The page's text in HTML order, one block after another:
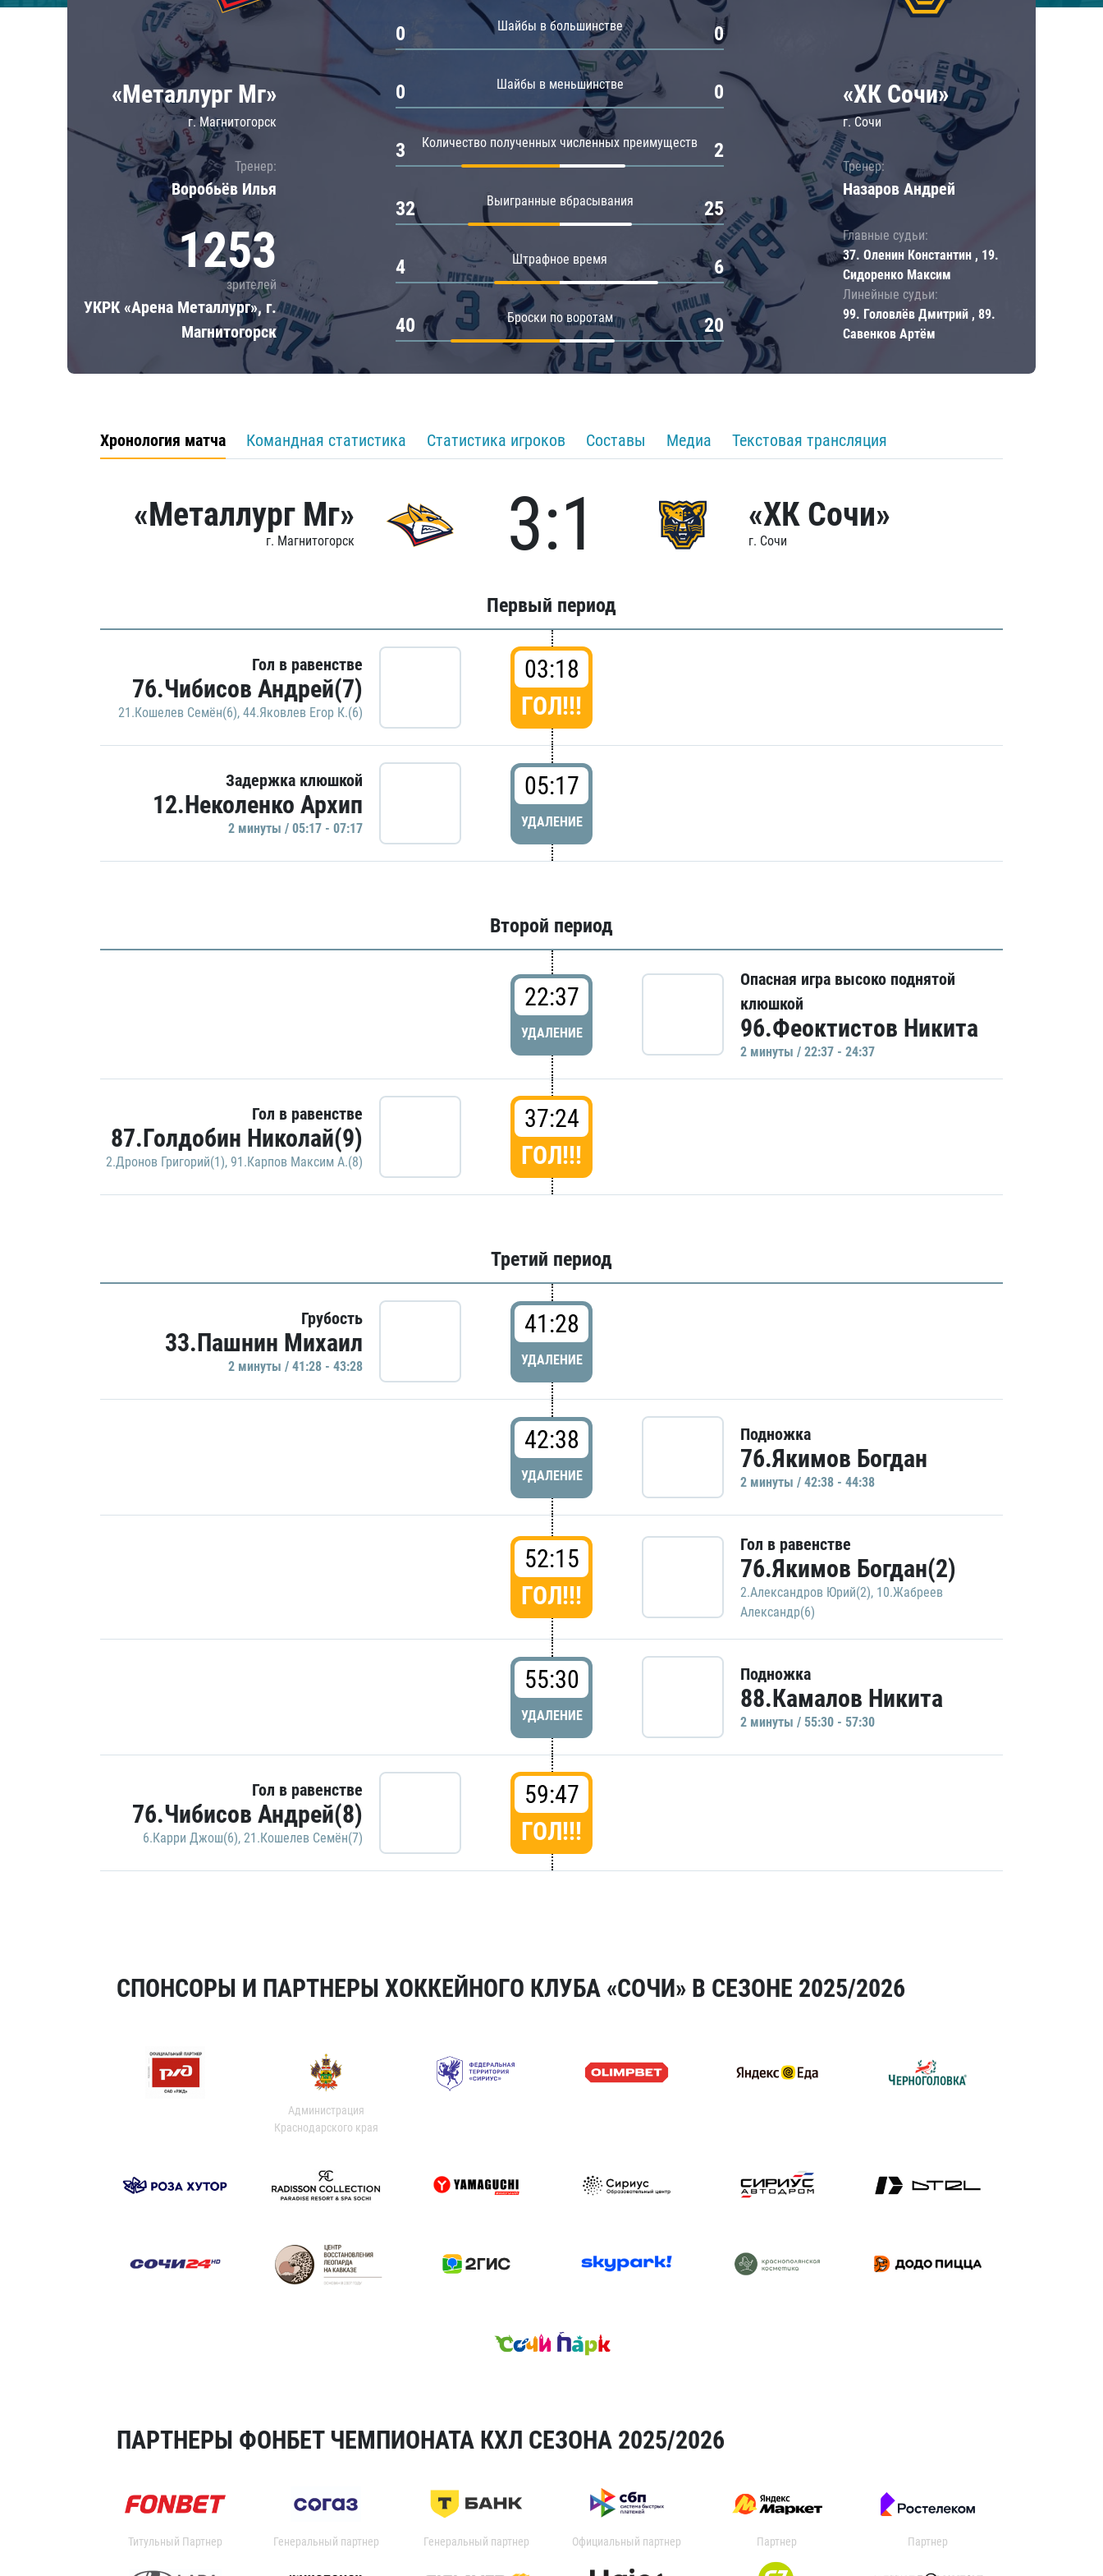
Локомотив
ЦСКА
Шанхайские Драконы
«Металлург Мг»
г. Магнитогорск
Тренер:
Воробьёв Илья
1253
зрителей
УКРК «Арена Металлург», г.
Магнитогорск
Шайбы в большинстве
0 0
Шайбы в меньшинстве
0 0
Количество полученных численных преимуществ
3 2
Выигранные вбрасывания
32 25
Штрафное время
4 6
Броски по воротам
40 20
«ХК Сочи»
г. Сочи
Тренер:
Назаров Андрей
Главные судьи:
37. Оленин Константин , 19.
Сидоренко Максим
Линейные судьи:
99. Головлёв Дмитрий , 89.
Савенков Артём
Хронология матча Командная статистика Статистика игроков Составы Медиа Текстовая трансляция
«Металлург Мг»
г. Магнитогорск 3:1 «ХК Сочи»
г. Сочи
Первый период
Гол в равенстве
76.Чибисов Андрей(7)
21.Кошелев Семён(6), 44.Яковлев Егор К.(6)
03:18
ГОЛ!!!
Задержка клюшкой
12.Неколенко Архип
2 минуты / 05:17 - 07:17
05:17
УДАЛЕНИЕ
Второй период
22:37
УДАЛЕНИЕ
Опасная игра высоко поднятой
клюшкой
96.Феоктистов Никита
2 минуты / 22:37 - 24:37
Гол в равенстве
87.Голдобин Николай(9)
2.Дронов Григорий(1), 91.Карпов Максим А.(8)
37:24
ГОЛ!!!
Третий период
Грубость
33.Пашнин Михаил
2 минуты / 41:28 - 43:28
41:28
УДАЛЕНИЕ
42:38
УДАЛЕНИЕ
Подножка
76.Якимов Богдан
2 минуты / 42:38 - 44:38
52:15
ГОЛ!!!
Гол в равенстве
76.Якимов Богдан(2)
2.Александров Юрий(2), 10.Жабреев
Александр(6)
55:30
УДАЛЕНИЕ
Подножка
88.Камалов Никита
2 минуты / 55:30 - 57:30
Гол в равенстве
76.Чибисов Андрей(8)
6.Карри Джош(6), 21.Кошелев Семён(7)
59:47
ГОЛ!!!
СПОНСОРЫ И ПАРТНЕРЫ ХОККЕЙНОГО КЛУБА «СОЧИ» В СЕЗОНЕ 2025/2026
Администрация
Краснодарского края
ПАРТНЕРЫ ФОНБЕТ ЧЕМПИОНАТА КХЛ СЕЗОНА 2025/2026
Титульный Партнер Генеральный партнер Генеральный партнер Официальный партнер Партнер Партнер